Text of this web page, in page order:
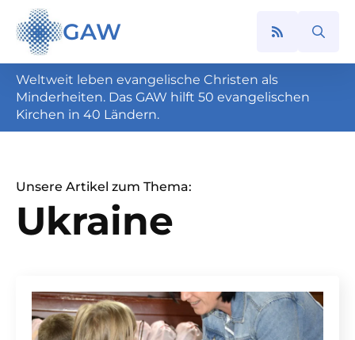
GAW
Search
Weltweit leben evangelische Christen als
Minderheiten. Das GAW hilft 50 evangelischen
Kirchen in 40 Ländern.
Unsere Artikel zum Thema:
Ukraine